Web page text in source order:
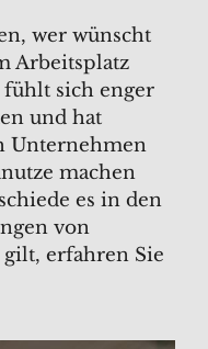
wer wünscht
Arbeitsplatz
sich enger
und hat
Unternehmen
machen
es in den
von
gilt, erfahren Sie